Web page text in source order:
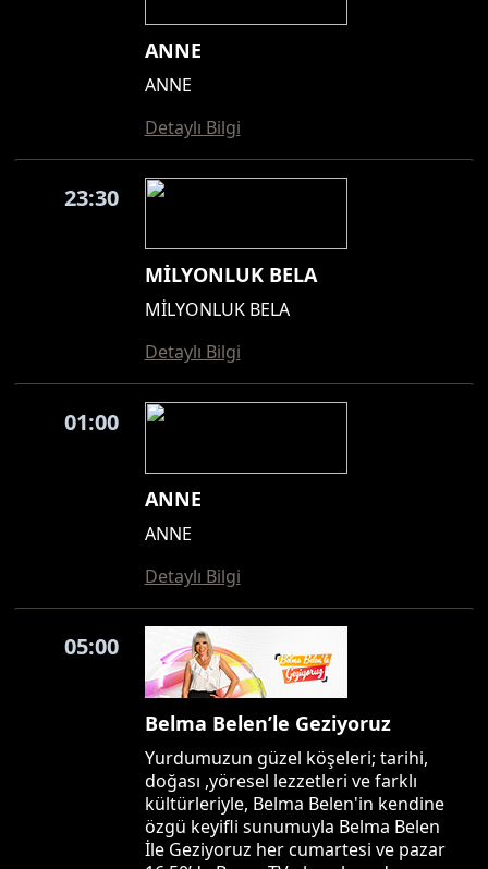
ANNE
ANNE
Detaylı Bilgi
23:30
MİLYONLUK BELA
MİLYONLUK BELA
Detaylı Bilgi
01:00
ANNE
ANNE
Detaylı Bilgi
05:00
Belma Belen’le Geziyoruz
Yurdumuzun güzel köşeleri; tarihi,
doğası ,yöresel lezzetleri ve farklı
kültürleriyle, Belma Belen'in kendine
özgü keyifli sunumuyla Belma Belen
İle Geziyoruz her cumartesi ve pazar